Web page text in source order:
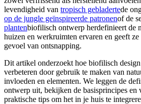
levendigheid van tropisch gebladertede
op de jungle geïnspireerde patronenof de
plantenbiofilisch ontwerp herdefinieert de
huizen en werkruimten ervaren en geeft ze
gevoel van ontsnapping.
Dit artikel onderzoekt hoe biofilisch
verbeteren door gebruik te maken van
invloeden en elementen. We leggen de
ontwerp uit, bekijken de basisprincipes en
praktische tips om het in je huis te